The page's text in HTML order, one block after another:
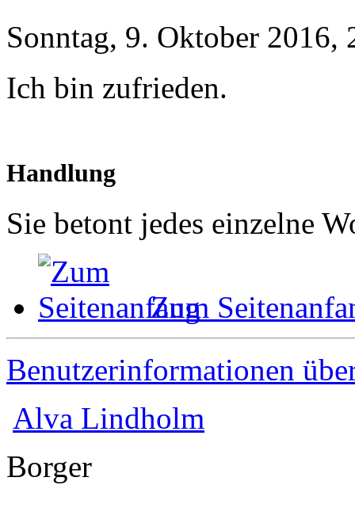
Sonntag, 9. Oktober 2016,
Ich bin zufrieden.
Handlung
Sie betont jedes einzelne
Zum
Benutzerinformationen
Alva Lindholm
Borger